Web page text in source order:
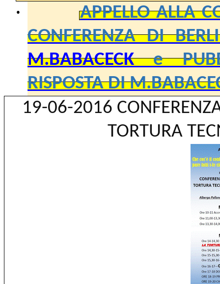
·APPELLO ALLA
CONFERENZA DI
M.BABACECKe
RISPOSTA DI
19-06-2016
TORTURA